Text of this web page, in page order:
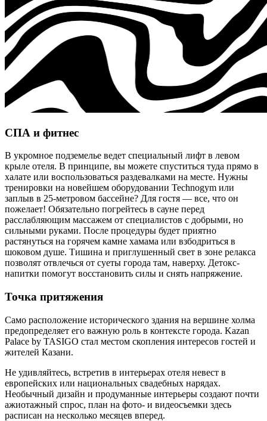
СПА и фитнес
В укромное подземелье ведет специальный лифт в левом
крыле отеля. В принципе, вы можете спуститься туда прямо в
халате или воспользоваться раздевалками на месте. Нужны
тренировки на новейшем оборудовании Technogym или
заплыв в 25-метровом бассейне? Для гостя — все, что он
пожелает! Обязательно погрейтесь в сауне перед
расслабляющим массажем от специалистов с добрыми, но
сильными руками. После процедуры будет приятно
растянуться на горячем камне хамама или взбодриться в
шоковом душе. Тишина и приглушенный свет в зоне релакса
позволят отвлечься от суеты города там, наверху. Детокс-
напитки помогут восстановить силы и снять напряжение.
Точка притяжения
Само расположение исторического здания на вершине холма
предопределяет его важную роль в контексте города. Kazan
Palace by TASIGO стал местом скопления интересов гостей и
жителей Казани.
Не удивляйтесь, встретив в интерьерах отеля невест в
европейских или национальных свадебных нарядах.
Необычный дизайн и продуманные интерьеры создают почти
ажиотажный спрос, план на фото- и видеосъемки здесь
расписан на несколько месяцев вперед.